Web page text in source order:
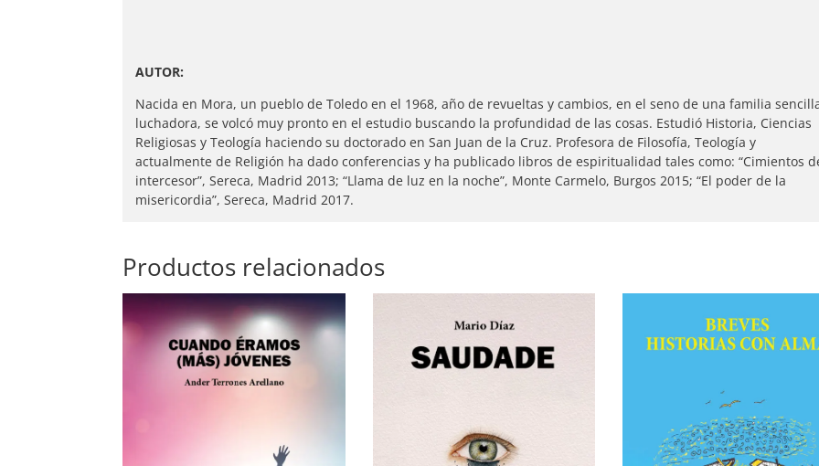
AUTOR:
Nacida en Mora, un pueblo de Toledo en el 1968, año de revueltas y cambios, en el seno de una familia
luchadora, se volcó muy pronto en el estudio buscando la profundidad de las cosas. Estudió Historia, Ciencias
Religiosas y Teología haciendo su doctorado en San Juan de la Cruz. Profesora de Filosofía, Teología y
actualmente de Religión ha dado conferencias y ha publicado libros de espiritualidad tales como: “Cimientos
intercesor”, Sereca, Madrid 2013; “Llama de luz en la noche”, Monte Carmelo, Burgos 2015; “El poder de la
misericordia”, Sereca, Madrid 2017.
Productos relacionados